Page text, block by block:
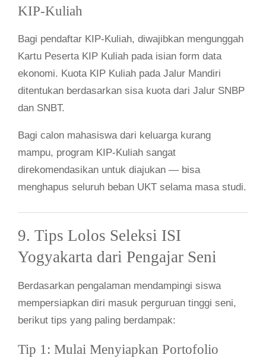
KIP-Kuliah
Bagi pendaftar KIP-Kuliah, diwajibkan mengunggah
Kartu Peserta KIP Kuliah pada isian form data
ekonomi. Kuota KIP Kuliah pada Jalur Mandiri
ditentukan berdasarkan sisa kuota dari Jalur SNBP
dan SNBT.
Bagi calon mahasiswa dari keluarga kurang
mampu, program KIP-Kuliah sangat
direkomendasikan untuk diajukan — bisa
menghapus seluruh beban UKT selama masa studi.
9. Tips Lolos Seleksi ISI
Yogyakarta dari Pengajar Seni
Berdasarkan pengalaman mendampingi siswa
mempersiapkan diri masuk perguruan tinggi seni,
berikut tips yang paling berdampak:
Tip 1: Mulai Menyiapkan Portofolio